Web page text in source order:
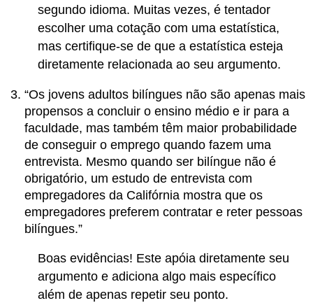
segundo idioma. Muitas vezes, é tentador
escolher uma cotação com uma estatística,
mas certifique-se de que a estatística esteja
diretamente relacionada ao seu argumento.
“Os jovens adultos bilíngues não são apenas mais
propensos a concluir o ensino médio e ir para a
faculdade, mas também têm maior probabilidade
de conseguir o emprego quando fazem uma
entrevista. Mesmo quando ser bilíngue não é
obrigatório, um estudo de entrevista com
empregadores da Califórnia mostra que os
empregadores preferem contratar e reter pessoas
bilíngues.”
Boas evidências! Este apóia diretamente seu
argumento e adiciona algo mais específico
além de apenas repetir seu ponto.